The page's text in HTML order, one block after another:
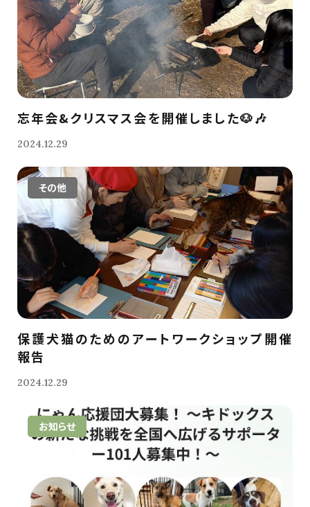
忘年会&クリスマス会を開催しました🐶🎶
2024.12.29
その他
保護犬猫のためのアートワークショップ開催
報告
2024.12.29
お知らせ